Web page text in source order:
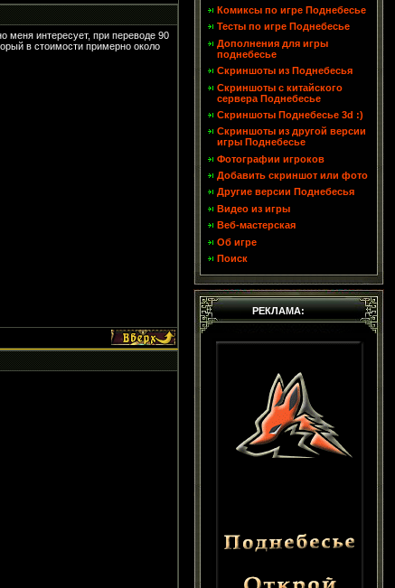
меня интересует, при переводе 90
в стоимости примерно около
Комиксы по игре Поднебесье
Тесты по игре Поднебесье
Дополнения для игры
поднебесье
Скриншоты из Поднебесья
Скриншоты с китайского
сервера Поднебесье
Скриншоты Поднебесье 3d :)
Скриншоты из другой версии
игры Поднебесье
Фотографии игроков
Добавить скриншот или фото
Другие версии Поднебесья
Видео из игры
Веб-мастерская
Об игре
Поиск
РЕКЛАМА: